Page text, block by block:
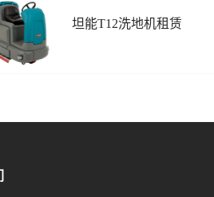
坦能T12洗地机租赁